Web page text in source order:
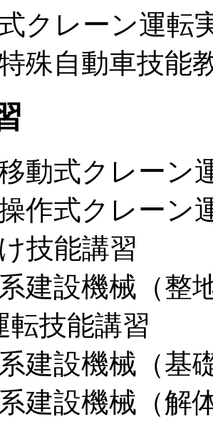
クレーン運転
殊自動車技能
動式クレーン
作式クレーン
技能講習
建設機械（整
転技能講習
建設機械（基
建設機械（解